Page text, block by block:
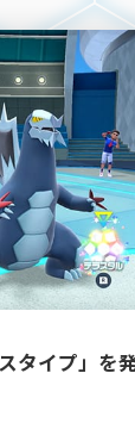
タイプ」を